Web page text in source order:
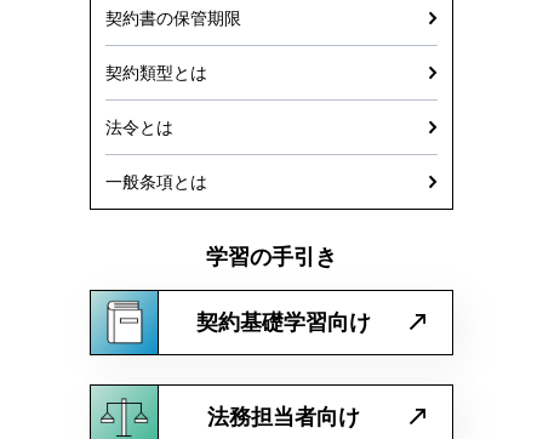
契約書の保管期限
契約類型とは
法令とは
一般条項とは
学習の手引き
契約基礎学習向け
法務担当者向け